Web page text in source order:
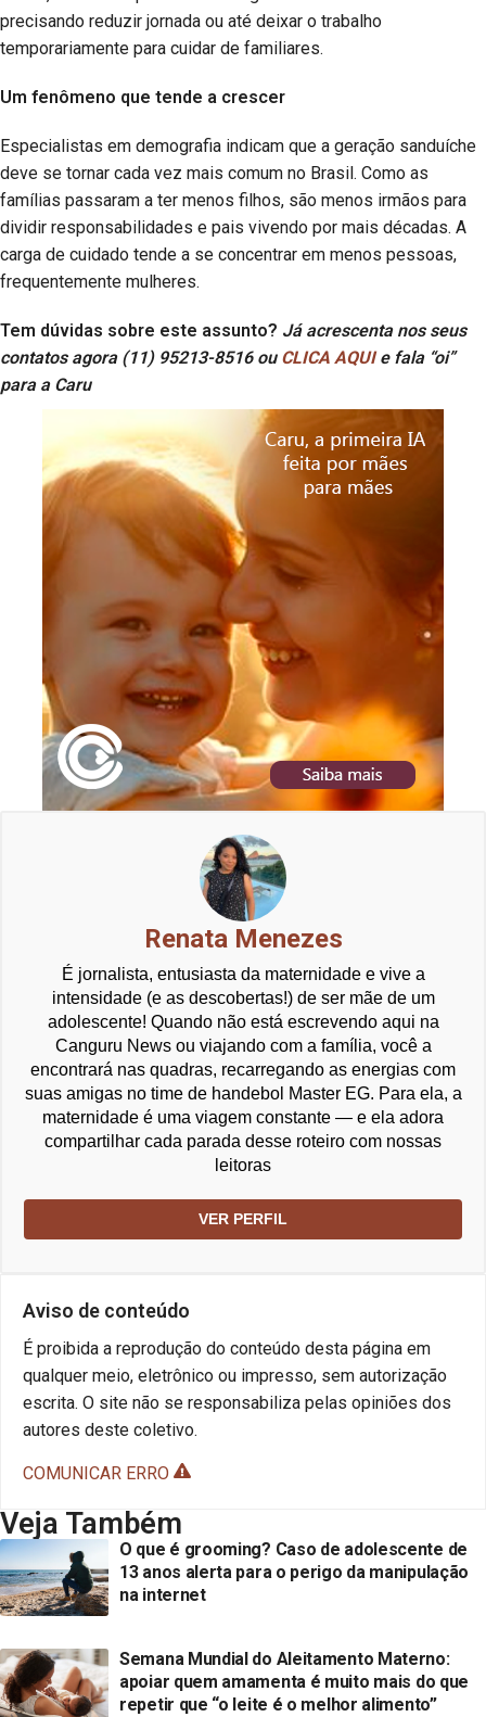
precisando reduzir jornada ou até deixar o trabalho
temporariamente para cuidar de familiares.
Um fenômeno que tende a crescer
Especialistas em demografia indicam que a geração sanduíche
deve se tornar cada vez mais comum no Brasil. Como as
famílias passaram a ter menos filhos, são menos irmãos para
dividir responsabilidades e pais vivendo por mais décadas. A
carga de cuidado tende a se concentrar em menos pessoas,
frequentemente mulheres.
Tem dúvidas sobre este assunto? Já acrescenta nos seus
contatos agora (11) 95213-8516 ou CLICA AQUIe fala “oi”
para a Caru
Renata Menezes
É jornalista, entusiasta da maternidade e vive a
intensidade (e as descobertas!) de ser mãe de um
adolescente! Quando não está escrevendo aqui na
Canguru News ou viajando com a família, você a
encontrará nas quadras, recarregando as energias com
suas amigas no time de handebol Master EG. Para ela, a
maternidade é uma viagem constante — e ela adora
compartilhar cada parada desse roteiro com nossas
leitoras
VER PERFIL
Aviso de conteúdo
É proibida a reprodução do conteúdo desta página em
qualquer meio, eletrônico ou impresso, sem autorização
escrita. O site não se responsabiliza pelas opiniões dos
autores deste coletivo.
COMUNICAR ERRO
Veja Também
O que é grooming? Caso de adolescente de
13 anos alerta para o perigo da manipulação
na internet
Semana Mundial do Aleitamento Materno:
apoiar quem amamenta é muito mais do que
repetir que “o leite é o melhor alimento”